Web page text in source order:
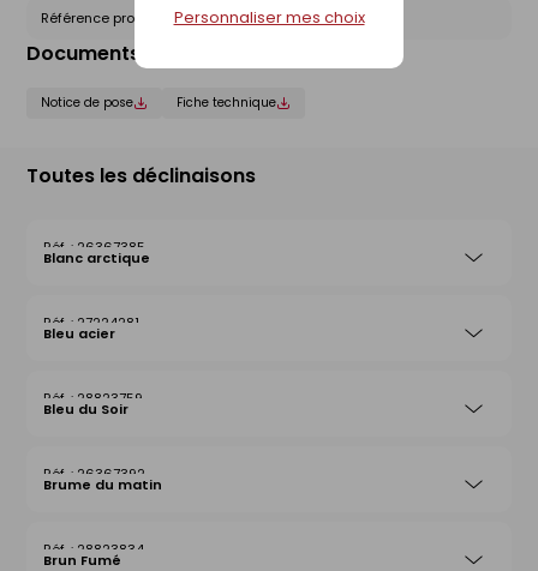
Personnaliser mes choix
Référence produit nationale Gedimat :28823780
Documents liés
Notice de pose Fiche technique
Toutes les déclinaisons
26367385
Blanc arctique
27224281
Bleu acier
28823759
Bleu du Soir
26367392
Brume du matin
28823834
Brun Fumé